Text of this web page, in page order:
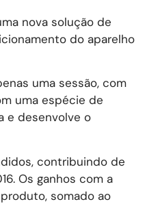
nova solução de
do aparelho
uma sessão, com
uma espécie de
e desenvolve o
contribuindo de
Os ganhos com a
somado ao